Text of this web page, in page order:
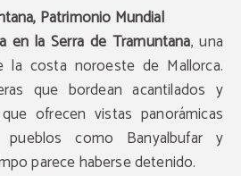
Patrimonio Mundial
en la Serra de Tramuntana, una
la costa noroeste de Mallorca.
que bordean acantilados y
ofrecen vistas panorámicas
pueblos como Banyalbufar y
parece haberse detenido.